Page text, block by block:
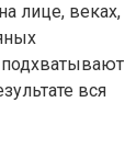
лице, веках,
вся